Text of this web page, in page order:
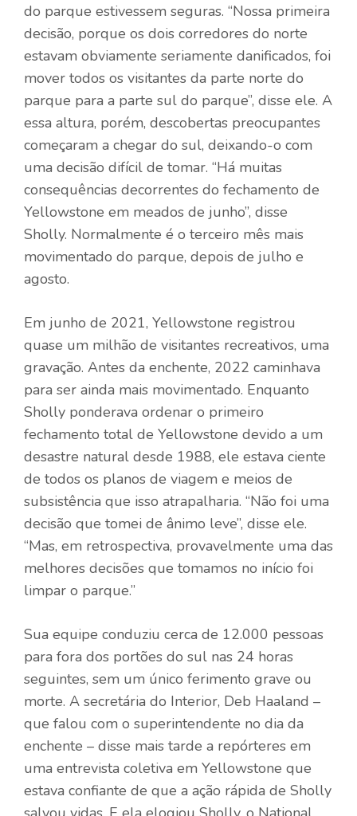
do parque estivessem seguras. “Nossa primeira
decisão, porque os dois corredores do norte
estavam obviamente seriamente danificados, foi
mover todos os visitantes da parte norte do
parque para a parte sul do parque”, disse ele. A
essa altura, porém, descobertas preocupantes
começaram a chegar do sul, deixando-o com
uma decisão difícil de tomar. “Há muitas
consequências decorrentes do fechamento de
Yellowstone em meados de junho”, disse
Sholly. Normalmente é o terceiro mês mais
movimentado do parque, depois de julho e
agosto.
Em junho de 2021, Yellowstone registrou
quase um milhão de visitantes recreativos, uma
gravação. Antes da enchente, 2022 caminhava
para ser ainda mais movimentado. Enquanto
Sholly ponderava ordenar o primeiro
fechamento total de Yellowstone devido a um
desastre natural desde 1988, ele estava ciente
de todos os planos de viagem e meios de
subsistência que isso atrapalharia. “Não foi uma
decisão que tomei de ânimo leve”, disse ele.
“Mas, em retrospectiva, provavelmente uma das
melhores decisões que tomamos no início foi
limpar o parque.”
Sua equipe conduziu cerca de 12.000 pessoas
para fora dos portões do sul nas 24 horas
seguintes, sem um único ferimento grave ou
morte. A secretária do Interior, Deb Haaland –
que falou com o superintendente no dia da
enchente – disse mais tarde a repórteres em
uma entrevista coletiva em Yellowstone que
estava confiante de que a ação rápida de Sholly